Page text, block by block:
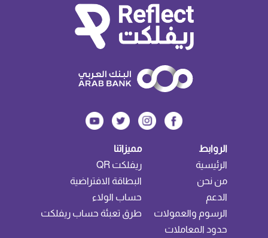
الروابط
الرئيسية
من نحن
الدعم
الرسوم والعمولات
حدود المعاملات
مميزاتنا
ريفلكت QR
البطاقة الافتراضية
حساب الولاء
طرق تعبئة حساب ريفلكت